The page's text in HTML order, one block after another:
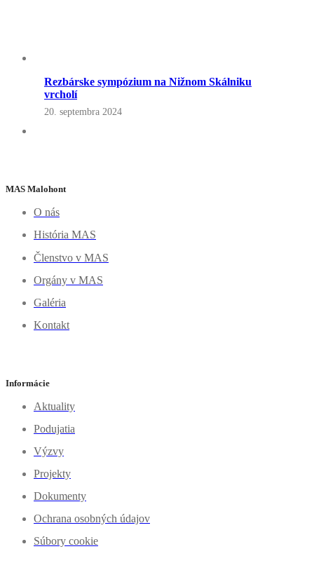
Rezbárske sympózium na Nižnom Skálniku
vrcholí
20. septembra 2024
MAS Malohont
O nás
História MAS
Členstvo v MAS
Orgány v MAS
Galéria
Kontakt
Informácie
Aktuality
Podujatia
Výzvy
Projekty
Dokumenty
Ochrana osobných údajov
Súbory cookie